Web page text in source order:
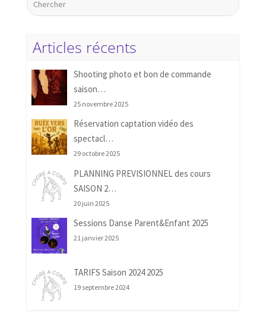
Articles récents
Shooting photo et bon de commande
saison…
25 novembre 2025
Réservation captation vidéo des
spectacl…
29 octobre 2025
PLANNING PREVISIONNEL des cours
SAISON 2…
20 juin 2025
Sessions Danse Parent&Enfant 2025
21 janvier 2025
TARIFS Saison 2024 2025
19 septembre 2024